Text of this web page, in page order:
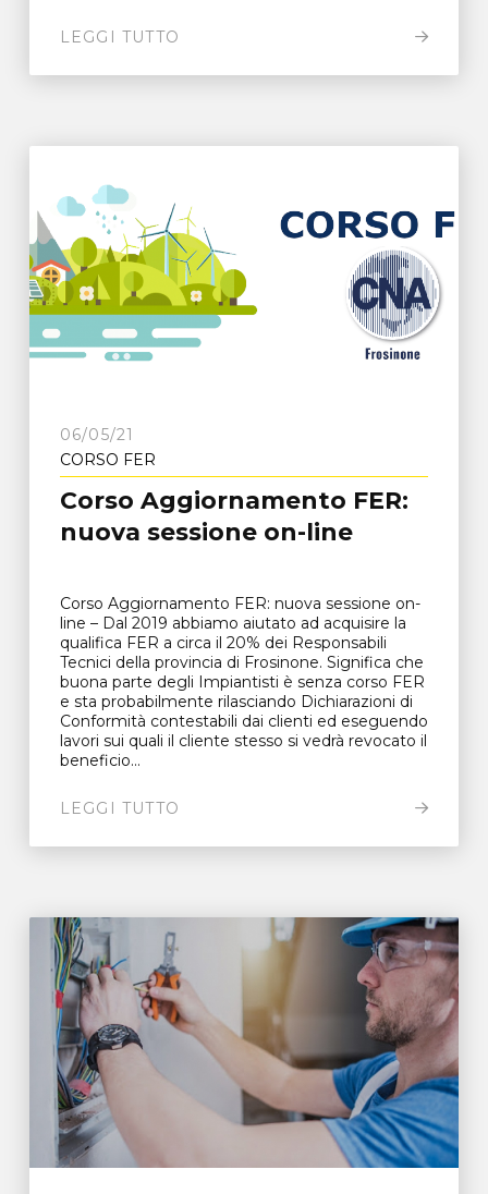
LEGGI TUTTO
06/05/21
CORSO FER
Corso Aggiornamento FER:
nuova sessione on-line
Corso Aggiornamento FER: nuova sessione on-
line – Dal 2019 abbiamo aiutato ad acquisire la
qualifica FER a circa il 20% dei Responsabili
Tecnici della provincia di Frosinone. Significa che
buona parte degli Impiantisti è senza corso FER
e sta probabilmente rilasciando Dichiarazioni di
Conformità contestabili dai clienti ed eseguendo
lavori sui quali il cliente stesso si vedrà revocato il
beneficio...
LEGGI TUTTO